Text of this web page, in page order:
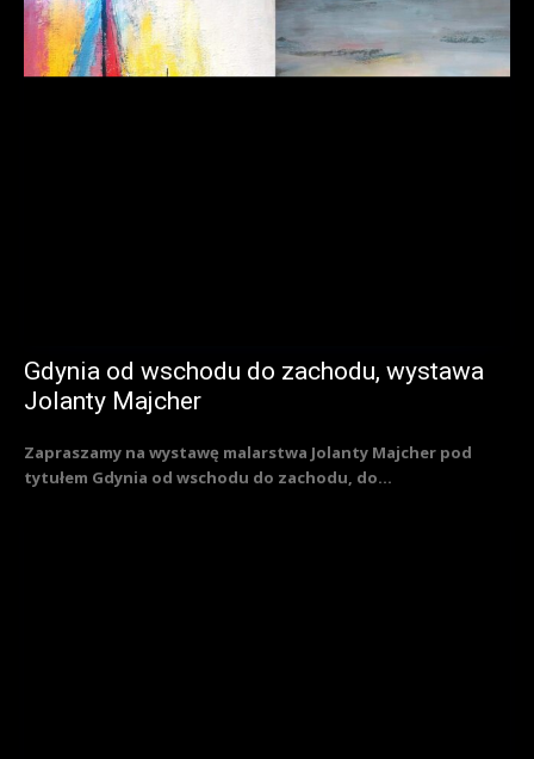
Gdynia od wschodu do zachodu, wystawa
Jolanty Majcher
Zapraszamy na wystawę malarstwa Jolanty Majcher pod
tytułem Gdynia od wschodu do zachodu, do...